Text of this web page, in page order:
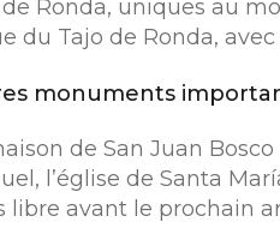
Ronda, uniques au
du Tajo de Ronda,
monuments
de San Juan
l’église de Santa
libre avant le prochain